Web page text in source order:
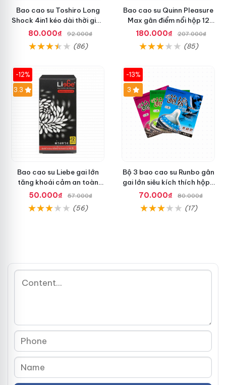
Bao cao su Toshiro Long
Shock 4in1 kéo dài thời gian
tăng hứng thú hộp 10
80.000₫ 92.000₫
(86)
Bao cao su Quinn Pleasure
Max gân điểm nổi hộp 12
cái chất lượng
180.000₫ 207.000₫
(85)
-12%
3.3
Bao cao su Liebe gai lớn
tăng khoái cảm an toàn
tuyệt đối
50.000₫ 57.000₫
(56)
-13%
3
Bộ 3 bao cao su Runbo gân
gai lớn siêu kích thích hộp 1
cực chất
70.000₫ 80.000₫
(17)